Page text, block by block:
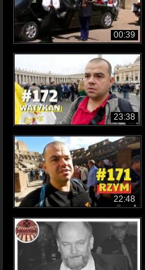
00:39
23:38
22:48